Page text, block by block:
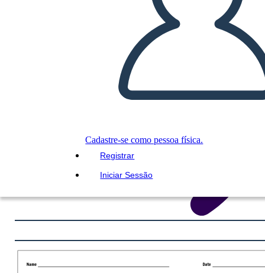
Cadastre-se como pessoa física.
Registrar
Iniciar Sessão